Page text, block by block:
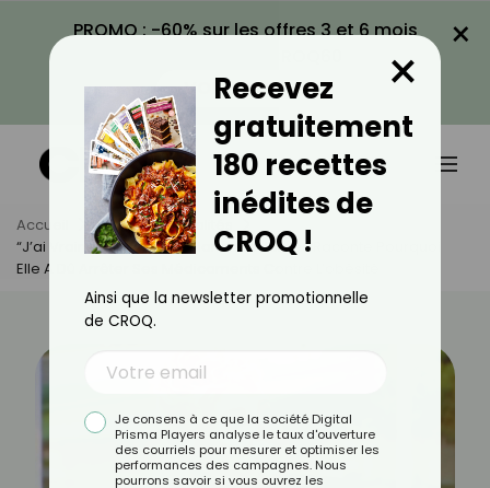
PROMO : -60% sur les offres 3 et 6 mois
VOIR LA PROMO
×
Accueil Actus
Actualités
“J’ai Vraiment Souffert” : Marianne James Raconte Pourquoi
Elle A Dû Arrêter Ses Médicaments Contre L’obésité
Recevez
gratuitement
180 recettes
inédites de
CROQ !
×
Ainsi que la newsletter promotionnelle
de CROQ.
Je consens à ce que la société Digital
Prisma Players analyse le taux d'ouverture
des courriels pour mesurer et optimiser les
performances des campagnes. Nous
pourrons savoir si vous ouvrez les